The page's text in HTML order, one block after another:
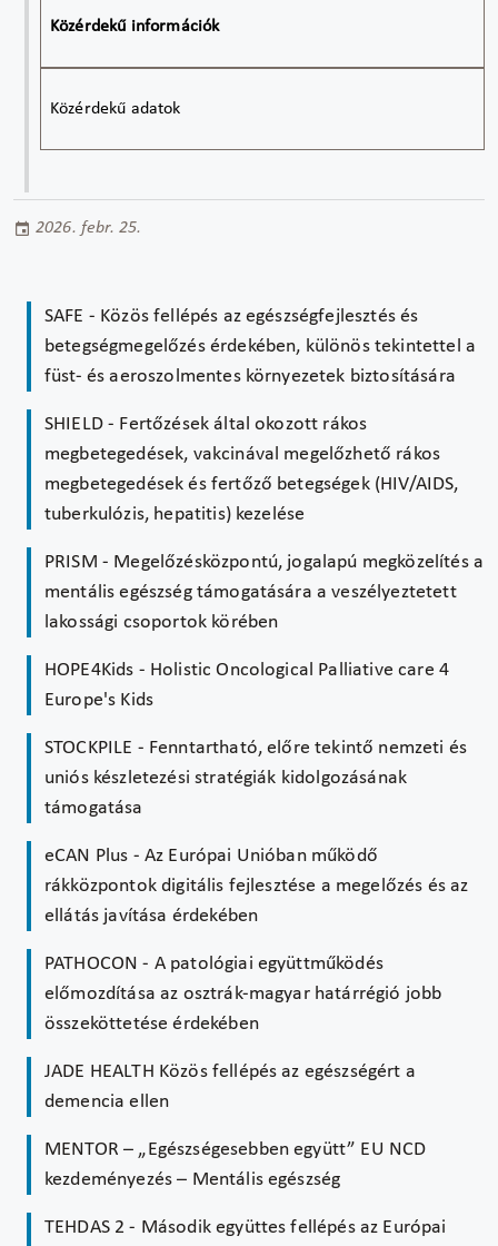
Közérdekű információk
Közérdekű adatok
2026. febr. 25.
SAFE - Közös fellépés az egészségfejlesztés és
betegségmegelőzés érdekében, különös tekintettel a
füst- és aeroszolmentes környezetek biztosítására
SHIELD - Fertőzések által okozott rákos
megbetegedések, vakcinával megelőzhető rákos
megbetegedések és fertőző betegségek (HIV/AIDS,
tuberkulózis, hepatitis) kezelése
PRISM - Megelőzésközpontú, jogalapú megközelítés a
mentális egészség támogatására a veszélyeztetett
lakossági csoportok körében
HOPE4Kids - Holistic Oncological Palliative care 4
Europe's Kids
STOCKPILE - Fenntartható, előre tekintő nemzeti és
uniós készletezési stratégiák kidolgozásának
támogatása
eCAN Plus - Az Európai Unióban működő
rákközpontok digitális fejlesztése a megelőzés és az
ellátás javítása érdekében
PATHOCON - A patológiai együttműködés
előmozdítása az osztrák-magyar határrégió jobb
összeköttetése érdekében
JADE HEALTH Közös fellépés az egészségért a
demencia ellen
MENTOR – „Egészségesebben együtt” EU NCD
kezdeményezés – Mentális egészség
TEHDAS 2 - Második együttes fellépés az Európai